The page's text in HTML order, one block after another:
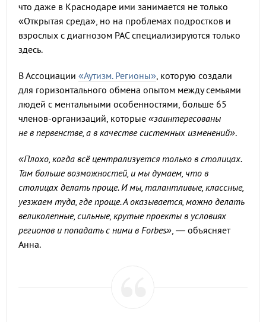
что даже в Краснодаре ими занимается не только
«Открытая среда», но на проблемах подростков и
взрослых с диагнозом РАС специализируются только
здесь.
В Ассоциации «Аутизм. Регионы», которую создали
для горизонтального обмена опытом между семьями
людей с ментальными особенностями, больше 65
членов-организаций, которые «заинтересованы
не в первенстве, а в качестве системных изменений».
«Плохо, когда всё централизуется только в столицах.
Там больше возможностей, и мы думаем, что в
столицах делать проще. И мы, талантливые, классные,
уезжаем туда, где проще. А оказывается, можно делать
великолепные, сильные, крутые проекты в условиях
регионов и попадать с ними в Forbes», — объясняет
Анна.